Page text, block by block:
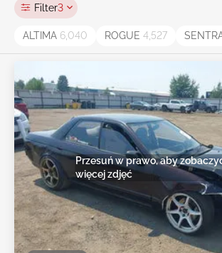
Filter3
ALTIMA 6,040 ROGUE 4,527
Przesuń w prawo, aby
więcej zdjęć